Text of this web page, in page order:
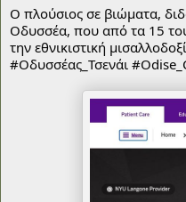
Ο πλούσιος σε βιώματα,
Οδυσσέα, που από τα 15
την εθνικιστική
#Οδυσσέας_Τσενάι